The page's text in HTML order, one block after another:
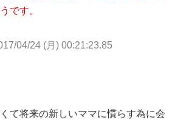
です。
04/24 (月) 00:21:23.85
て将来の新しいママに慣らす為に会